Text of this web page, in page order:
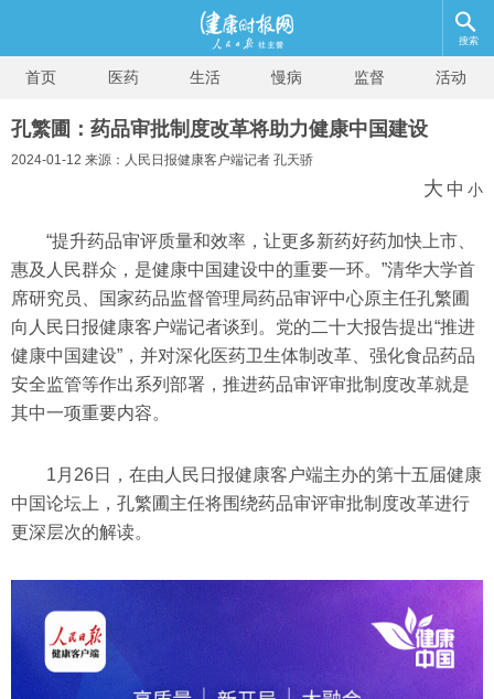
搜索
首页 医药 生活 慢病 监督 活动
孔繁圃：药品审批制度改革将助力健康中国建设
2024-01-12 来源：人民日报健康客户端记者 孔天骄
大 中 小
“提升药品审评质量和效率，让更多新药好药加快上市、
惠及人民群众，是健康中国建设中的重要一环。”清华大学首
席研究员、国家药品监督管理局药品审评中心原主任孔繁圃
向人民日报健康客户端记者谈到。党的二十大报告提出“推进
健康中国建设”，并对深化医药卫生体制改革、强化食品药品
安全监管等作出系列部署，推进药品审评审批制度改革就是
其中一项重要内容。
1月26日，在由人民日报健康客户端主办的第十五届健康
中国论坛上，孔繁圃主任将围绕药品审评审批制度改革进行
更深层次的解读。